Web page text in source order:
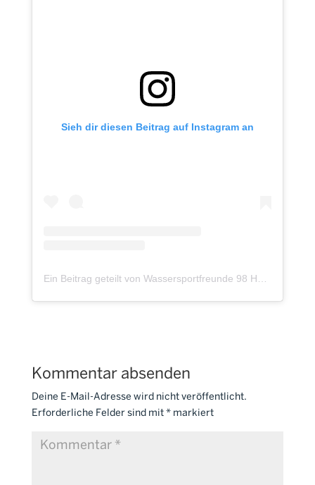
Sieh dir diesen Beitrag auf Instagram an
Kommentar absenden
Deine E-Mail-Adresse wird nicht veröffentlicht.
Erforderliche Felder sind mit *markiert